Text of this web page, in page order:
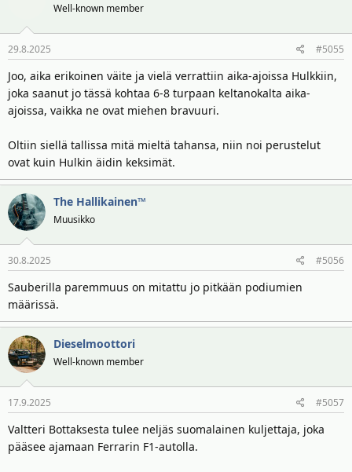
Well-known member
29.8.2025 #5055
Joo, aika erikoinen väite ja vielä verrattiin aika-ajoissa Hulkkiin,
joka saanut jo tässä kohtaa 6-8 turpaan keltanokalta aika-
ajoissa, vaikka ne ovat miehen bravuuri.
Oltiin siellä tallissa mitä mieltä tahansa, niin noi perustelut
ovat kuin Hulkin äidin keksimät.
The Hallikainen™
Muusikko
30.8.2025 #5056
Sauberilla paremmuus on mitattu jo pitkään podiumien
määrissä.
Dieselmoottori
Well-known member
17.9.2025 #5057
Valtteri Bottaksesta tulee neljäs suomalainen kuljettaja, joka
pääsee ajamaan Ferrarin F1-autolla.